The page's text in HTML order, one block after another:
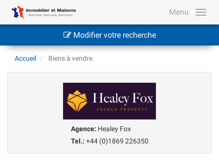
Menu
Modifier votre recherche
Accueil Biens à vendre
Agence: Healey Fox
Tel.: +44 (0)1869 226350